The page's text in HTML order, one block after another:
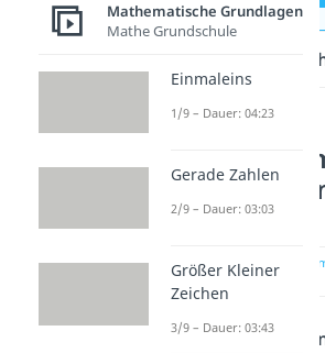
Kleinstes
Vielfaches
erklärt
zur Stelle
(00:11)
Daskleinste
Mathematische Grundlagen
Mathe Grundschule
Einmaleins
1/9 – Dauer: 04:23
Gerade Zahlen
2/9 – Dauer: 03:03
Größer Kleiner
Zeichen
3/9 – Dauer: 03:43